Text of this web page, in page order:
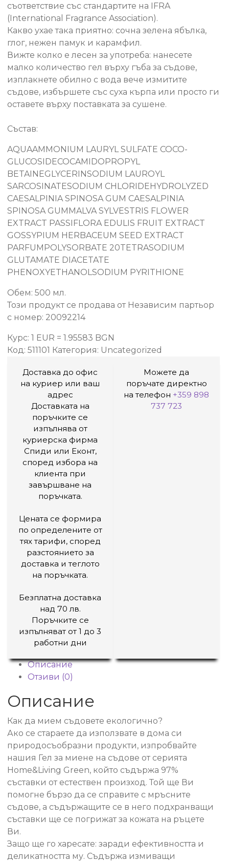
съответствие със стандартите на IFRA
(International Fragrance Association).
Какво ухае така приятно: сочна зелена ябълка,
глог, нежен памук и карамфил.
Вижте колко е лесен за употреба: нанесете
малко количество гел върху гъба за съдове,
изплакнете обилно с вода вече измитите
съдове, избършете със суха кърпа или просто ги
оставете върху поставката за сушене.
Състав:
AQUAAMMONIUM LAURYL SULFATE COCO-
GLUCOSIDECOCAMIDOPROPYL
BETAINEGLYCERINSODIUM LAUROYL
SARCOSINATESODIUM CHLORIDEHYDROLYZED
CAESALPINIA SPINOSA GUM CAESALPINIA
SPINOSA GUMMALVA SYLVESTRIS FLOWER
EXTRACT PASSIFLORA EDULIS FRUIT EXTRACT
GOSSYPIUM HERBACEUM SEED EXTRACT
PARFUMPOLYSORBATE 20TETRASODIUM
GLUTAMATE DIACETATE
PHENOXYETHANOLSODIUM PYRITHIONE
Обем: 500 мл.
Този продукт се продава от Независим партьор
с номер: 20092214
Курс: 1 EUR = 1.95583 BGN
Код: 511101 Категория: Uncategorized
Доставка до офис
на куриер или ваш
адрес
Доставката на
поръчките се
изпълнява от
куриерска фирма
Спиди или Еконт,
според избора на
клиента при
завършване на
поръчката.
Цената се формира
по определените от
тях тарифи, според
разстоянието за
доставка и теглото
на поръчката.
Безплатна доставка
над 70 лв.
Поръчките се
изпълняват от 1 до 3
работни дни
Можете да
поръчате директно
на телефон +359 898
737 723
Описание
Отзиви (0)
Описание
Как да мием съдовете екологично?
Ако се стараете да използвате в дома си
природосъобразни продукти, изпробвайте
нашия Гел за миене на съдове от серията
Home&Living Green, който съдържа 97%
съставки от естествен произход. Той ще Ви
помогне бързо да се справите с мръсните
съдове, а съдържащите се в него подхранващи
съставки ще се погрижат за кожата на ръцете
Ви.
Защо ще го харесате: заради ефективността и
деликатността му. Съдържа измиващи